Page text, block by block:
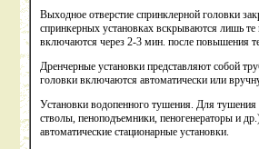
Выходное отверстие спринклерной головки
спринкерных установках вскрываются лишь
включаются через 2-3 мин. после повышения
Дренчерные установки представляют собой
головки включаются автоматически или
Установки водопенного тушения. Для
стволы, пеноподъемники, пеногенераторы и
автоматические стационарные установки.